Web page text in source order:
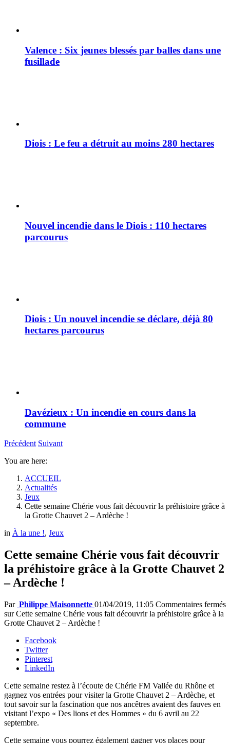
Valence : Six jeunes blessés par balles dans une
fusillade
Diois : Le feu a détruit au moins 280 hectares
Nouvel incendie dans le Diois : 110 hectares
parcourus
Diois : Un nouvel incendie se déclare, déjà 80
hectares parcourus
Davézieux : Un incendie en cours dans la
commune
Précédent Suivant
You are here:
ACCUEIL
Actualités
Jeux
Cette semaine Chérie vous fait découvrir la préhistoire grâce à
la Grotte Chauvet 2 – Ardèche !
in À la une !, Jeux
Cette semaine Chérie vous fait découvrir
la préhistoire grâce à la Grotte Chauvet 2
– Ardèche !
Par Philippe Maisonnette 01/04/2019, 11:05 Commentaires fermés
sur Cette semaine Chérie vous fait découvrir la préhistoire grâce à la
Grotte Chauvet 2 – Ardèche !
Facebook
Twitter
Pinterest
LinkedIn
Cette semaine restez à l’écoute de Chérie FM Vallée du Rhône et
gagnez vos entrées pour visiter la Grotte Chauvet 2 – Ardèche, et
tout savoir sur la fascination que nos ancêtres avaient des fauves en
visitant l’expo « Des lions et des Hommes » du 6 avril au 22
septembre.
Cette semaine vous pourrez également gagner vos places pour